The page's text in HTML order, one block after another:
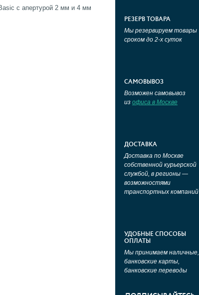
с апертурой 2 мм и 4 мм
РЕЗЕРВ ТОВАРА
Мы резервируем товары
сроком до 2-х суток
САМОВЫВОЗ
Возможен самовывоз
из офиса в Москве
ДОСТАВКА
Доставка по Москве
собственной курьерской
службой, в регионы —
возможностями
транспортных компаний
УДОБНЫЕ СПОСОБЫ
ОПЛАТЫ
Мы принимаем наличные,
банковские карты,
банковские переводы